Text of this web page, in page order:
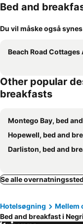
Bed and
Du vil måske også
Beach Road Cottages At
Other popular
breakfasts
Montego Bay, bed and
Hopewell, bed and
Darliston, bed and
Se alle
Hotelsøgning Mellem
Bed and breakfast i